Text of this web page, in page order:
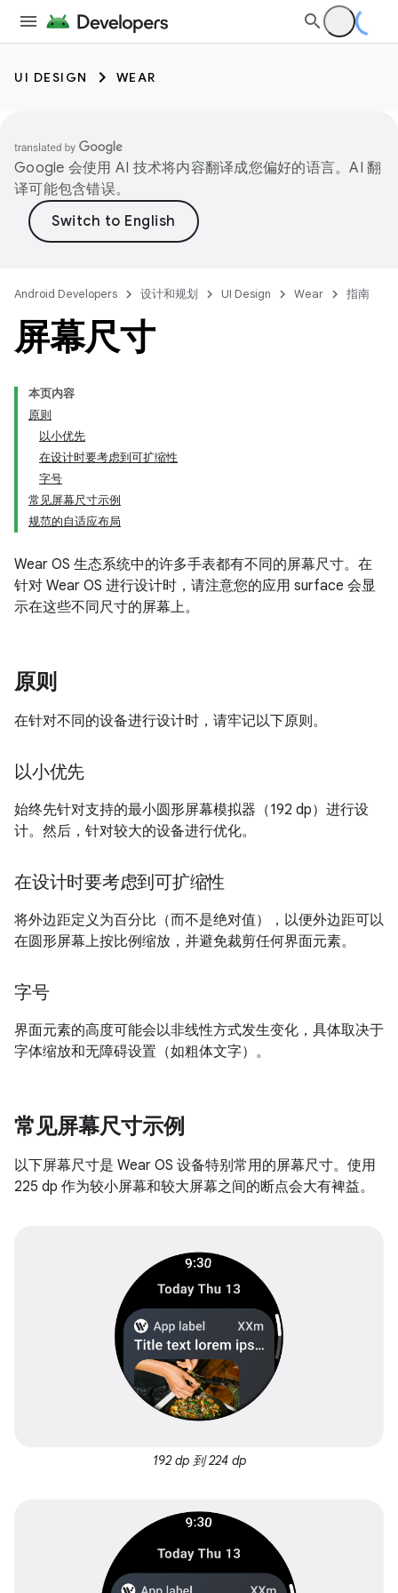
UI DESIGN WEAR
Google 会使用 AI 技术将内容翻译成您偏好的语言。AI 翻
译可能包含错误。
Android Developers 设计和规划 UI Design Wear 指南
屏幕尺寸
本页内容
原则
以小优先
在设计时要考虑到可扩缩性
字号
常见屏幕尺寸示例
规范的自适应布局
Wear OS 生态系统中的许多手表都有不同的屏幕尺寸。在
针对 Wear OS 进行设计时，请注意您的应用 surface 会显
示在这些不同尺寸的屏幕上。
原则
在针对不同的设备进行设计时，请牢记以下原则。
以小优先
始终先针对支持的最小圆形屏幕模拟器（192 dp）进行设
计。然后，针对较大的设备进行优化。
在设计时要考虑到可扩缩性
将外边距定义为百分比（而不是绝对值），以便外边距可以
在圆形屏幕上按比例缩放，并避免裁剪任何界面元素。
字号
界面元素的高度可能会以非线性方式发生变化，具体取决于
字体缩放和无障碍设置（如粗体文字）。
常见屏幕尺寸示例
以下屏幕尺寸是 Wear OS 设备特别常用的屏幕尺寸。使用
225 dp 作为较小屏幕和较大屏幕之间的断点会大有裨益。
192 dp 到 224 dp